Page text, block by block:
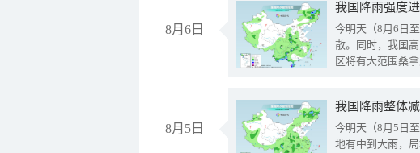
8月6日
今明天（8月6日
散。同时，我国
区将有大范围桑拿
8月5日
我国降雨整体
今明天（8月5日
地有中到大雨，